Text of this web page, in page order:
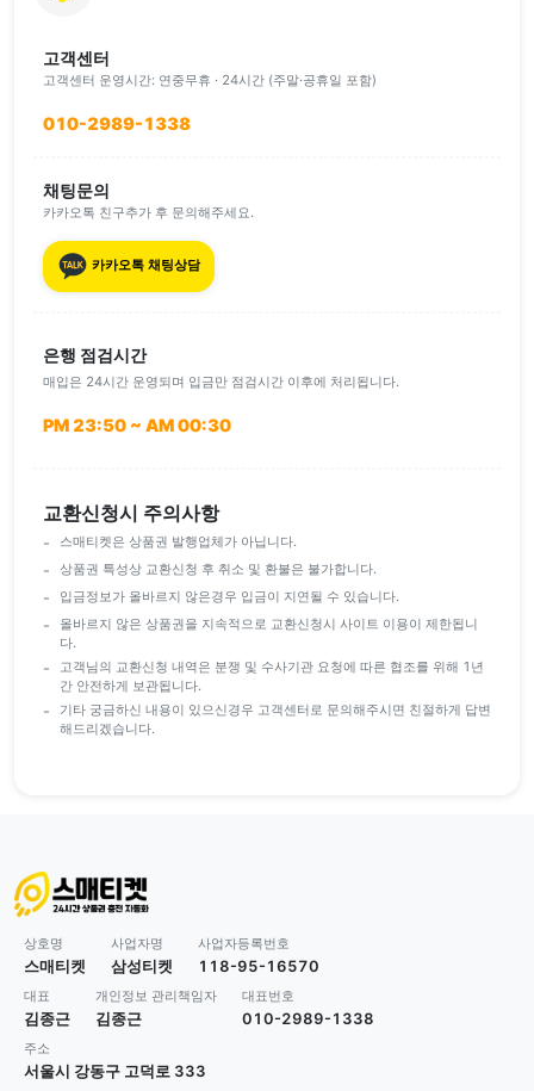
고객센터
고객센터 운영시간: 연중무휴 · 24시간 (주말·공휴일 포함)
010-2989-1338
채팅문의
카카오톡 친구추가 후 문의해주세요.
카카오톡 채팅상담
은행 점검시간
매입은 24시간 운영되며 입금만 점검시간 이후에 처리됩니다.
PM 23:50 ~ AM 00:30
교환신청시 주의사항
스매티켓은 상품권 발행업체가 아닙니다.
상품권 특성상 교환신청 후 취소 및 환불은 불가합니다.
입금정보가 올바르지 않은경우 입금이 지연될 수 있습니다.
올바르지 않은 상품권을 지속적으로 교환신청시 사이트 이용이 제한됩니
다.
고객님의 교환신청 내역은 분쟁 및 수사기관 요청에 따른 협조를 위해 1년
간 안전하게 보관됩니다.
기타 궁금하신 내용이 있으신경우 고객센터로 문의해주시면 친절하게 답변
해드리겠습니다.
상호명
스매티켓
사업자명
삼성티켓
사업자등록번호
118-95-16570
대표
김종근
개인정보 관리책임자
김종근
대표번호
010-2989-1338
주소
서울시 강동구 고덕로 333